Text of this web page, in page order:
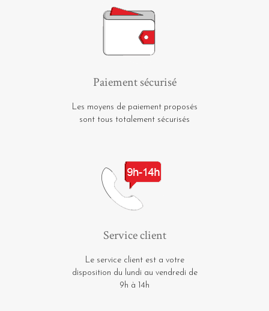
Paiement sécurisé
Les moyens de paiement proposés
sont tous totalement sécurisés
Service client
Le service client est a votre
disposition du lundi au vendredi de
9h à 14h